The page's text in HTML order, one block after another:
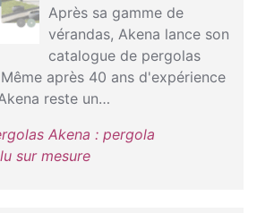
Après sa gamme de
vérandas, Akena lance son
catalogue de pergolas
après 40 ans d'expérience
reste un…
Akena : pergola
sur mesure